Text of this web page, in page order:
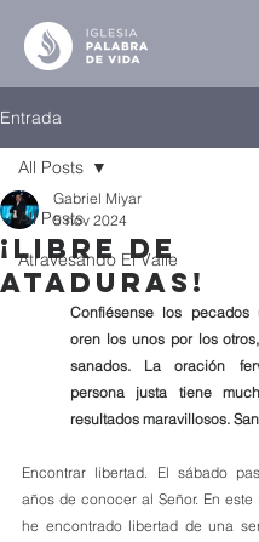
Entrada
All Posts
Atravesando El Valle
All Posts
¡Libre de
Ataduras!
Gabriel Miyar
5 nov 2024
Confiésense los
oren los unos por los
sanados. La oración
persona justa tiene
resultados maravillosos.
Encontrar libertad. El sábado
años de conocer al Señor. En
he encontrado libertad de una